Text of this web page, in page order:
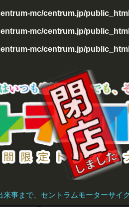
mc/centrum.jp/
mc/centrum.jp/
mc/centrum.jp/
事まで、セントラムモーターサイ